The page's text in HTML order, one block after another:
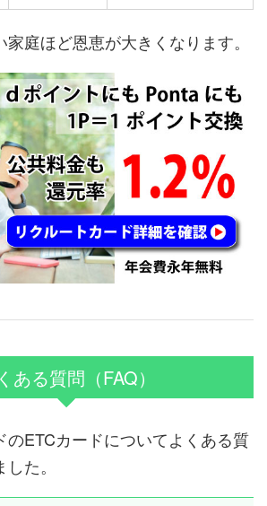
庭ほど恩恵が大きくなります。
ある質問（FAQ）
のETCカードについてよくある質
た。